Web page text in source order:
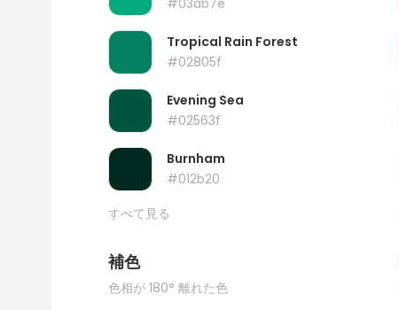
#03ab7e
Tropical Rain Forest
#02805f
Evening Sea
#02563f
Burnham
#012b20
すべて見る
補色
色相が 180° 離れた色